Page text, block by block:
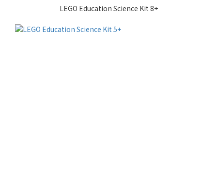
LEGO Education Science Kit 8+